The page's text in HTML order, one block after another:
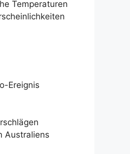
Temperaturen
Ereignis
Australiens